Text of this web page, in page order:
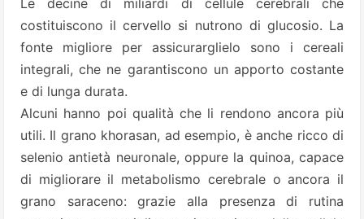
Le decine di miliardi di cellule cerebrali che
costituiscono il cervello si nutrono di glucosio. La
fonte migliore per assicurarglielo sono i cereali
integrali, che ne garantiscono un apporto costante
e di lunga durata.
Alcuni hanno poi qualità che li rendono ancora più
utili. Il grano khorasan, ad esempio, è anche ricco di
selenio antietà neuronale, oppure la quinoa, capace
di migliorare il metabolismo cerebrale o ancora il
grano saraceno: grazie alla presenza di rutina